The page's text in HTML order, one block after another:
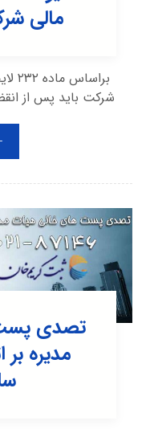
مالی
شرکت باید پس از
تصدی
مدیره بر